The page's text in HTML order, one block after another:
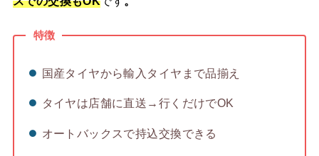
特徴
国産タイヤから輸入タイヤまで品揃え
タイヤは店舗に直送→行くだけでOK
オートバックスで持込交換できる